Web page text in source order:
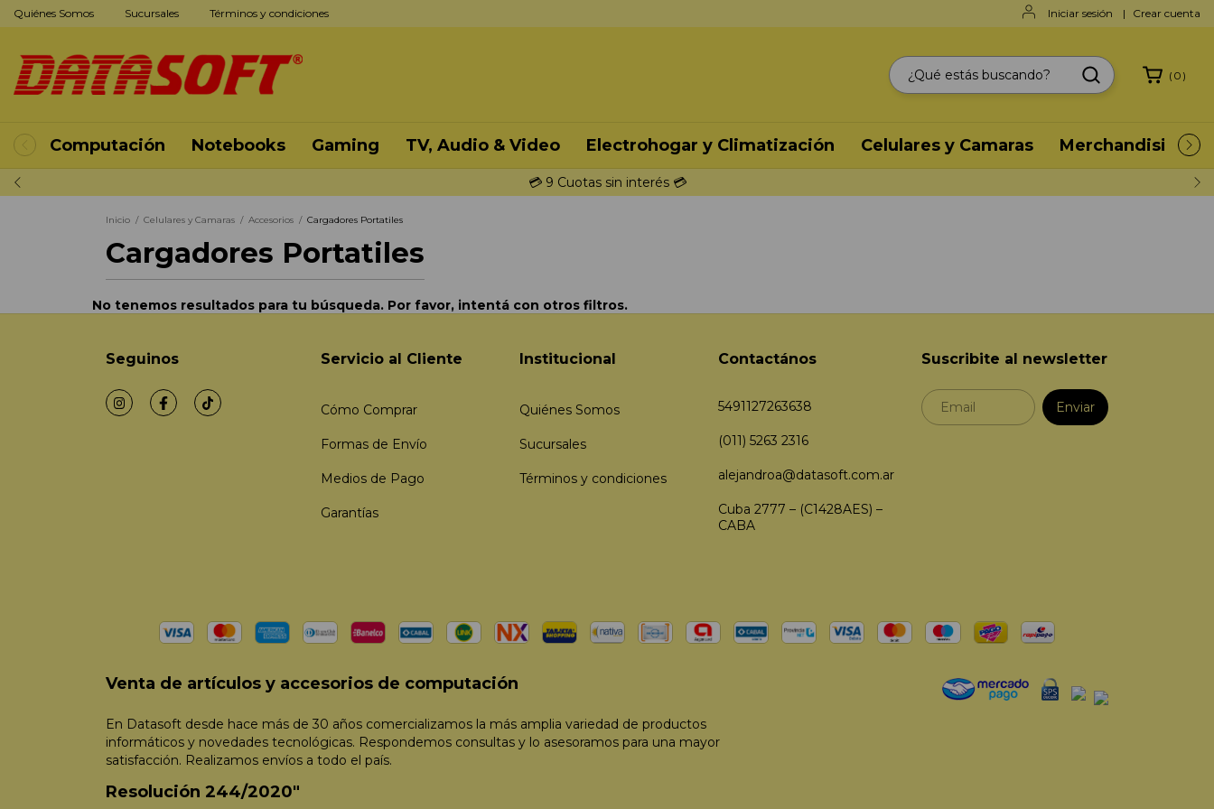
Quiénes Somos Sucursales Términos y condiciones Iniciar sesión | Crear cuenta
💳 9 Cuotas sin interés 💳
( 0 )
Computación Notebooks Gaming TV, Audio & Video Electrohogar y Climatización Celulares y Camaras Merchandising
Inicio / Celulares y Camaras / Accesorios / Cargadores Portatiles
Cargadores Portatiles
No tenemos resultados para tu búsqueda. Por favor, intentá con otros filtros.
Seguinos Servicio al Cliente
Cómo Comprar
Formas de Envío
Medios de Pago
Garantías
Institucional
Quiénes Somos
Sucursales
Términos y condiciones
Contactános
5491127263638
(011) 5263 2316
alejandroa@datasoft.com.ar
Cuba 2777 – (C1428AES) –
CABA
Suscribite al newsletter
Venta de artículos y accesorios de computación
En Datasoft desde hace más de 30 años comercializamos la más amplia variedad de productos
informáticos y novedades tecnológicas. Respondemos consultas y lo asesoramos para una mayor
satisfacción. Realizamos envíos a todo el país.
Resolución 244/2020"